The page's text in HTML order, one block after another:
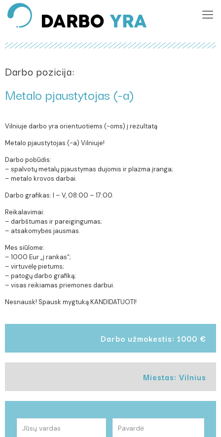
Darbo pozicija:
Metalo pjaustytojas (-a)
Vilniuje darbo yra orientuotiems (-oms) į rezultatą
Metalo pjaustytojas (-a) Vilniuje!
Darbo pobūdis:
– spalvotų metalų pjaustymas dujomis ir plazma įranga;
– metalo krovos darbai.
Darbo grafikas: I – V, 08:00 – 17:00.
Reikalavimai:
– darbštumas ir pareigingumas;
– atsakomybės jausmas.
Mes siūlome:
– 1000 Eur „į rankas“;
– virtuvėlę pietums;
– patogų darbo grafiką;
– visas reikiamas priemones darbui.
Nesnausk! Spausk mygtuką KANDIDATUOTI!
Darbo užmokestis: 1000 €
Miestas: Vilnius